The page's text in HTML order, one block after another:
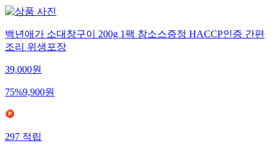
백년애가 소대창구이 200g 1팩 참소스증정 HACCP인증 간편
조리 위생포장
39,000원
75%9,900원
297적립